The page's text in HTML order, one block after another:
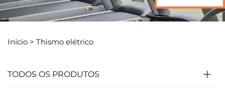
Início > Thismo elétrico
TODOS OS PRODUTOS